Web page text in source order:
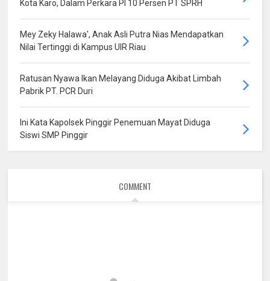
Kota Karo, Dalam Perkara PI 10 Persen PT SPRH
Mey Zeky Halawa', Anak Asli Putra Nias Mendapatkan
Nilai Tertinggi di Kampus UIR Riau
Ratusan Nyawa Ikan Melayang Diduga Akibat Limbah
Pabrik PT. PCR Duri
Ini Kata Kapolsek Pinggir Penemuan Mayat Diduga
Siswi SMP Pinggir
COMMENT